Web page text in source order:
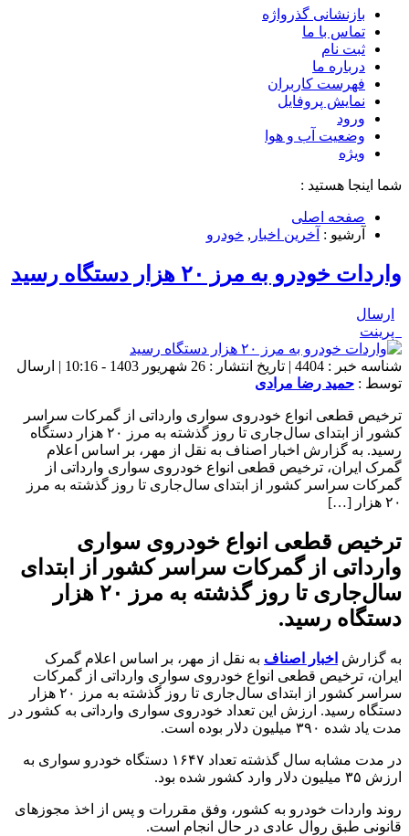
بازنشانی گذرواژه
تماس با ما
ثبت نام
درباره ما
فهرست کاربران
نمایش پروفایل
ورود
وضعیت آب و هوا
ویژه
شما اینجا هستید :
صفحه اصلی
آرشیو : آخرین اخبار , خودرو
واردات خودرو به مرز ۲۰ هزار دستگاه رسید
ارسال
پرینت
شناسه خبر : 4404 | تاریخ انتشار : 26 شهریور 1403 - 10:16 | ارسال
توسط : حمید رضا مرادی
ترخیص قطعی انواع خودروی سواری وارداتی از گمرکات سراسر
کشور از ابتدای سال‌جاری تا روز گذشته به مرز ۲۰ هزار دستگاه
رسید. به گزارش اخبار اصناف به نقل از مهر، بر اساس اعلام
گمرک ایران، ترخیص قطعی انواع خودروی سواری وارداتی از
گمرکات سراسر کشور از ابتدای سال‌جاری تا روز گذشته به مرز
۲۰ هزار […]
ترخیص قطعی انواع خودروی سواری
وارداتی از گمرکات سراسر کشور از ابتدای
سال‌جاری تا روز گذشته به مرز ۲۰ هزار
دستگاه رسید.
به گزارش اخبار اصناف به نقل از مهر، بر اساس اعلام گمرک
ایران، ترخیص قطعی انواع خودروی سواری وارداتی از گمرکات
سراسر کشور از ابتدای سال‌جاری تا روز گذشته به مرز ۲۰ هزار
دستگاه رسید. ارزش این تعداد خودروی سواری وارداتی به کشور در
مدت یاد شده ۳۹۰ میلیون دلار بوده است.
در مدت مشابه سال گذشته تعداد ۱۶۴۷ دستگاه خودرو سواری به
ارزش ۳۵ میلیون دلار وارد کشور شده بود.
روند واردات خودرو به کشور، وفق مقررات و پس از اخذ مجوزهای
قانونی طبق روال عادی در حال انجام است.